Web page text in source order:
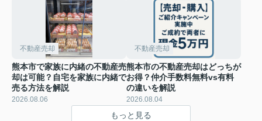
不動産売却
熊本市で家族に内緒の不動産売
却は可能？自宅を家族に内緒で
売る方法を解説
2026.08.06
不動産売却
熊本市の不動産売却はどっちが
お得？仲介手数料無料vs有料
の違いを解説
2026.08.04
もっと見る